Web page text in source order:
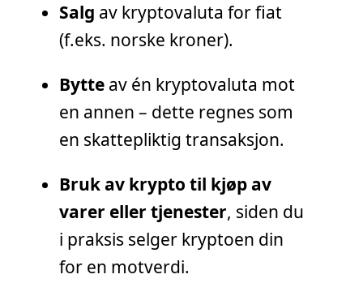
Salg av kryptovaluta for fiat
(f.eks. norske kroner).
Bytte av én kryptovaluta mot
en annen – dette regnes som
en skattepliktig transaksjon.
Bruk av krypto til kjøp av
varer eller tjenester, siden du
i praksis selger kryptoen din
for en motverdi.